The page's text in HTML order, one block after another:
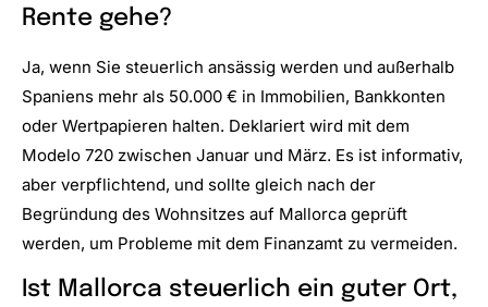
Rente gehe?
Ja, wenn Sie steuerlich ansässig werden und außerhalb
Spaniens mehr als 50.000 € in Immobilien, Bankkonten
oder Wertpapieren halten. Deklariert wird mit dem
Modelo 720 zwischen Januar und März. Es ist informativ,
aber verpflichtend, und sollte gleich nach der
Begründung des Wohnsitzes auf Mallorca geprüft
werden, um Probleme mit dem Finanzamt zu vermeiden.
Ist Mallorca steuerlich ein guter Ort,